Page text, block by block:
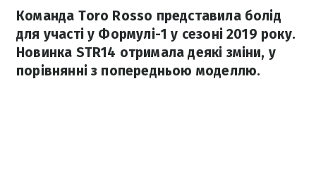
Команда Toro Rosso представила болід
для участі у Формулі-1 у сезоні 2019 року.
Новинка STR14 отримала деякі зміни, у
порівнянні з попередньою моделлю.